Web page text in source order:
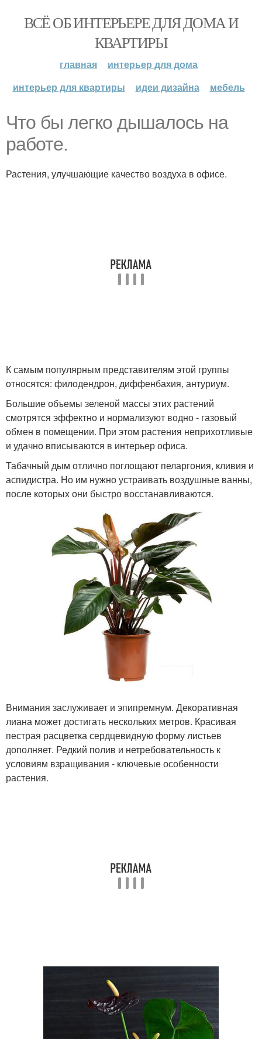
ВСЁ ОБ ИНТЕРЬЕРЕ ДЛЯ ДОМА И
КВАРТИРЫ
главная
интерьер для дома
интерьер для квартиры
идеи дизайна мебель
Что бы легко дышалось на
работе.
Растения, улучшающие качество воздуха в офисе.
К самым популярным представителям этой группы
относятся: филодендрон, диффенбахия, антуриум.
Большие объемы зеленой массы этих растений
смотрятся эффектно и нормализуют водно - газовый
обмен в помещении. При этом растения неприхотливые
и удачно вписываются в интерьер офиса.
Табачный дым отлично поглощают пеларгония, кливия и
аспидистра. Но им нужно устраивать воздушные ванны,
после которых они быстро восстанавливаются.
Внимания заслуживает и эпипремнум. Декоративная
лиана может достигать нескольких метров. Красивая
пестрая расцветка сердцевидную форму листьев
дополняет. Редкий полив и нетребовательность к
условиям взращивания - ключевые особенности
растения.